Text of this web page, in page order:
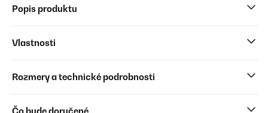
Popis produktu
Vlastnosti
Rozmery a technické podrobnosti
Čo bude doručené